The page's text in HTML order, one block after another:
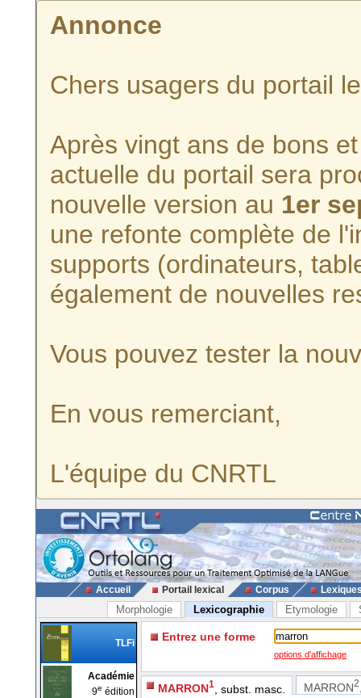
Annonce
Chers usagers du portail
Après vingt ans de bons
actuelle du portail sera
nouvelle version au 1er
une refonte complète de
supports (ordinateurs,
également de nouvelles
Vous pouvez tester la
En vous remerciant,
L'équipe du CNRTL
Accueil Portail lexical Corpus
Morphologie Lexicographie Etymologie
TLFi
Académie
9e édition
Entrez une forme
options d'affichage
MARRON1 , subst. masc. MARRON2